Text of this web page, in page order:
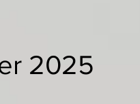
2025